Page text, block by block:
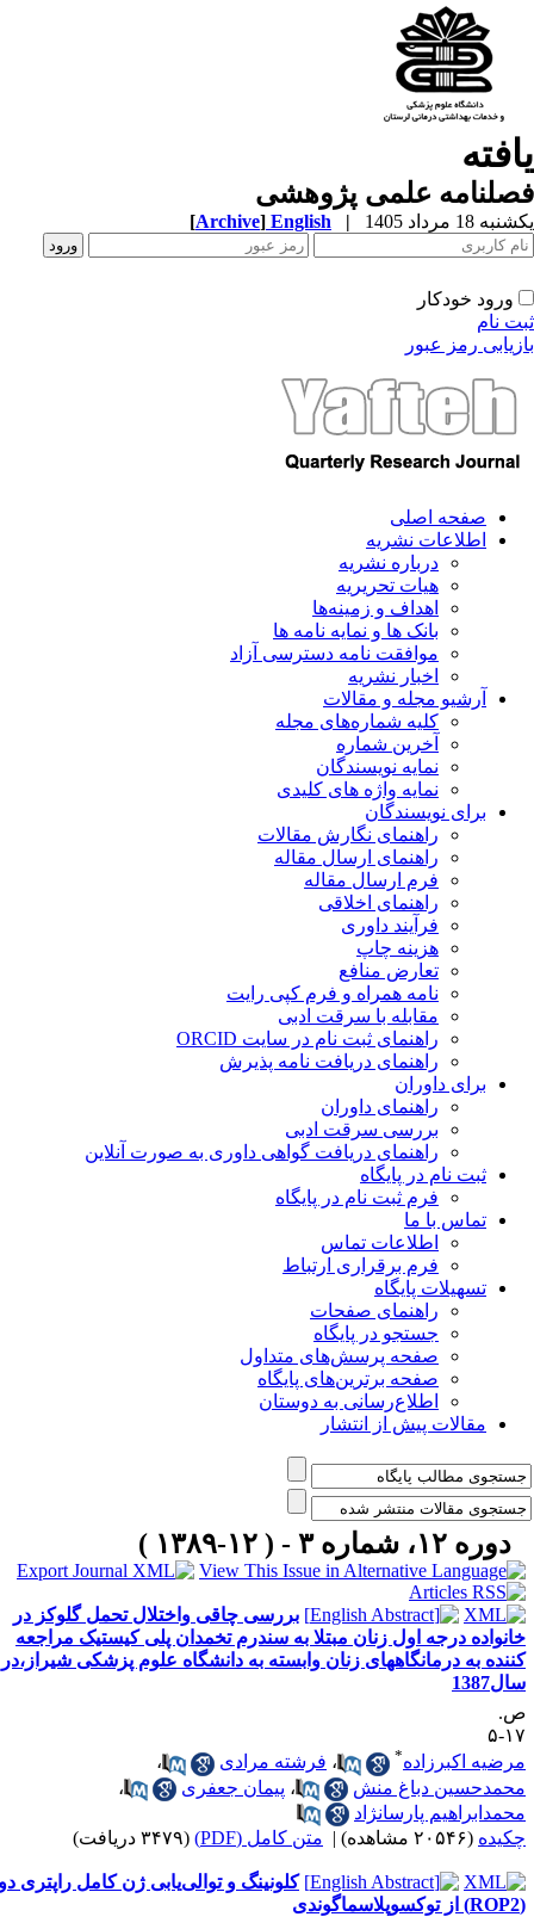
علمی پژوهشی
18 مرداد 1405 |
English
[Archive]
ورود خودکار
نام
رمز عبور
صفحه اصلی
اطلاعات نشریه
درباره نشریه
هیات تحریریه
اهداف و زمینه‌ها
بانک ها و نمایه نامه ها
موافقت نامه دسترسی آزاد
اخبار نشریه
آرشیو مجله و مقالات
کلیه شماره‌های مجله
آخرین شماره
نمایه نویسندگان
نمایه واژه های کلیدی
برای نویسندگان
راهنمای نگارش مقالات
راهنمای ارسال مقاله
فرم ارسال مقاله
راهنمای اخلاقی
فرآیند داوری
هزینه چاپ
تعارض منافع
نامه همراه و فرم کپی رایت
مقابله با سرقت ادبی
راهنمای ثبت نام در سایت ORCID
راهنمای دریافت نامه پذیرش
برای داوران
راهنمای داوران
بررسی سرقت ادبی
راهنمای دریافت گواهی داوری به صورت آنلاین
ثبت نام در پایگاه
فرم ثبت نام در پایگاه
تماس با ما
اطلاعات تماس
فرم برقراری ارتباط
تسهیلات پایگاه
راهنمای صفحات
جستجو در پایگاه
صفحه پرسش‌های متداول
صفحه برترین‌های پایگاه
اطلاع‌رسانی به دوستان
مقالات پیش از انتشار
دوره ۱۲، شماره ۳ - ( ۱۲-۱۳۸۹ )
بررسی چاقی واختلال تحمل گلوکز در
درجه اول زنان مبتلا به سندرم تخمدان پلی کیستیک مراجعه
به درمانگاههای زنان وابسته به دانشگاه علوم پزشکی شیراز،در
۵
اکبرزاده* ،فرشته مرادی
،
دباغ منش
،پیمان جعفری
،
پارسانژاد
(۲۰۵۴۶ مشاهده) | متن کامل (PDF) (۳۴۷۹ دریافت)
کلونینگ و توالی‌یابی ژن کامل راپتری دو